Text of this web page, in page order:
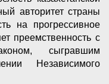
авторитет страны
на прогрессивное
преемственность с
сыгравшим
Независимого